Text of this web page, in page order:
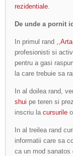
rezidentiale.
De unde a pornit
In primul rand ,,
profesionisti si
pentru a gasi
la care trebuie sa
In al doilea rand,
shui pe teren si
inscriu la cursurile
In al treilea rand
informatii care sa
ca un mod sanatos